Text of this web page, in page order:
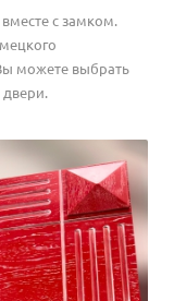
с замком.
можете выбрать